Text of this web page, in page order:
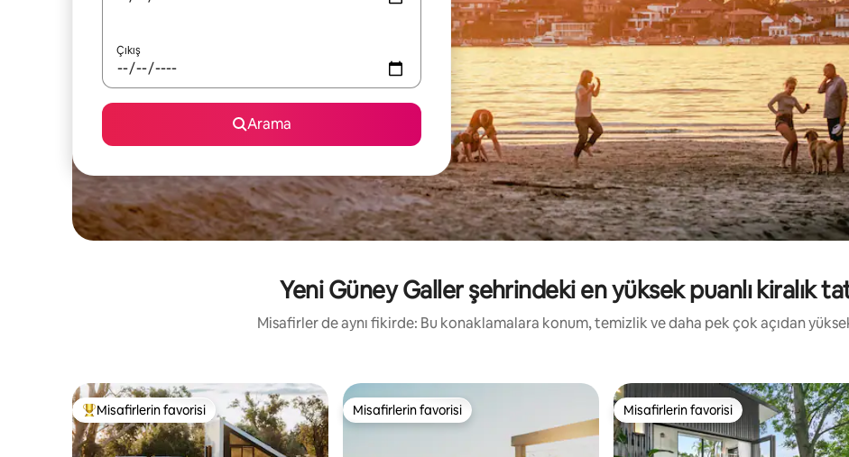
Çıkış
Arama
Yeni Güney Galler şehrindeki en yüksek puanlı kiralık
Misafirler de aynı fikirde: Bu konaklamalara konum, temizlik ve daha pek çok açıdan
Misafirlerin favorilerinden en beğenilenler arasında
Misafirlerin favorisi Misafirlerin favorisi
Misafirlerin favorisi Misafirlerin favorisi
Misafirlerin favorisi